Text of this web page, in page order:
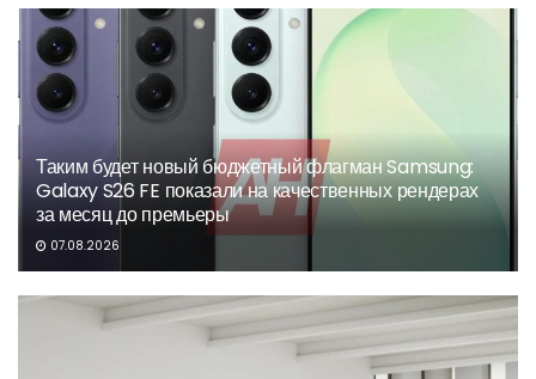
Таким будет новый бюджетный флагман Samsung:
Galaxy S26 FE показали на качественных рендерах
за месяц до премьеры
07.08.2026